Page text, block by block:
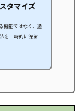
タマイズ
機能ではなく、通
を一時的に保留す